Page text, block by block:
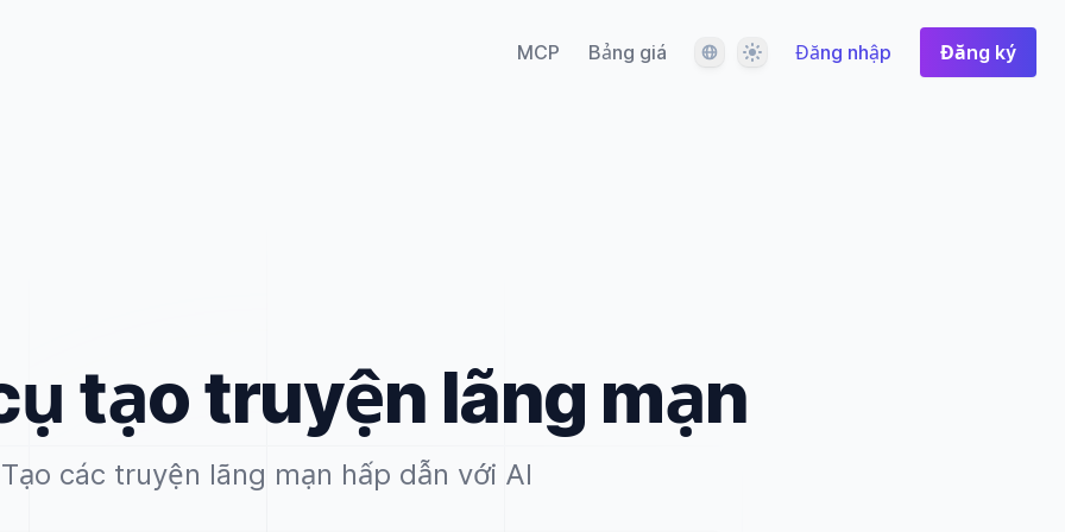
MCP Bảng giá Ngôn ngữGiao diệnĐăng nhập Đăng ký
tạo truyện lãng mạn
Tạo các truyện lãng mạn hấp dẫn với AI